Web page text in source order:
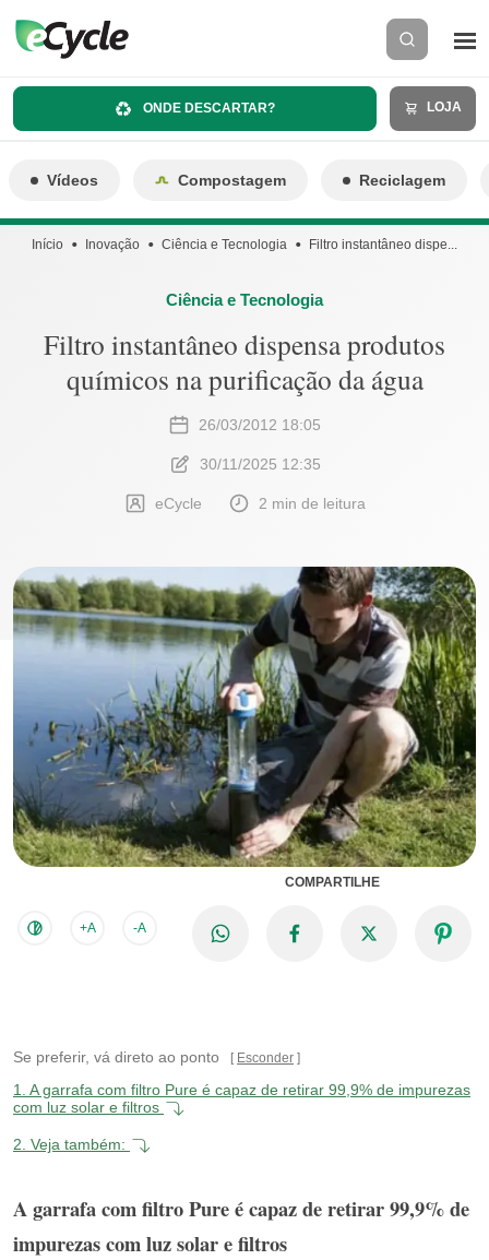
ONDE DESCARTAR? LOJA
Vídeos Compostagem Reciclagem
Início Inovação Ciência e Tecnologia Filtro instantâneo dispe...
Ciência e Tecnologia
Filtro instantâneo dispensa produtos
químicos na purificação da água
26/03/2012 18:05
30/11/2025 12:35
eCycle 2 min de leitura
+A -A
COMPARTILHE
Se preferir, vá direto ao ponto Esconder
1. A garrafa com filtro Pure é capaz de retirar 99,9% de impurezas
com luz solar e filtros
2. Veja também:
A garrafa com filtro Pure é capaz de retirar 99,9% de
impurezas com luz solar e filtros